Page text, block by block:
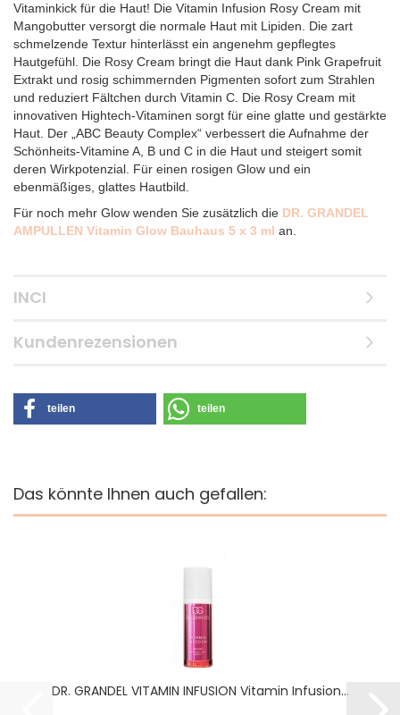
Vitaminkick für die Haut! Die Vitamin Infusion Rosy Cream mit
Mangobutter versorgt die normale Haut mit Lipiden. Die zart
schmelzende Textur hinterlässt ein angenehm gepflegtes
Hautgefühl. Die Rosy Cream bringt die Haut dank Pink Grapefruit
Extrakt und rosig schimmernden Pigmenten sofort zum Strahlen
und reduziert Fältchen durch Vitamin C. Die Rosy Cream mit
innovativen Hightech-Vitaminen sorgt für eine glatte und gestärkte
Haut. Der „ABC Beauty Complex“ verbessert die Aufnahme der
Schönheits-Vitamine A, B und C in die Haut und steigert somit
deren Wirkpotenzial. Für einen rosigen Glow und ein
ebenmäßiges, glattes Hautbild.
Für noch mehr Glow wenden Sie zusätzlich die DR. GRANDEL
AMPULLEN Vitamin Glow Bauhaus 5 x 3 ml an.
INCI
Kundenrezensionen
teilen teilen
Das könnte Ihnen auch gefallen:
DR. GRANDEL VITAMIN INFUSION Vitamin Infusion...